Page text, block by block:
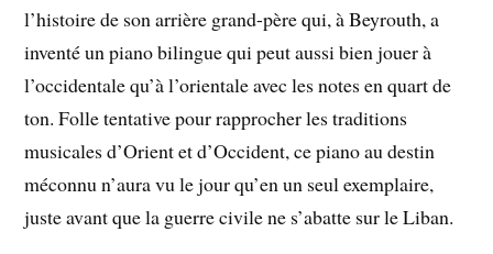
l’histoire de son arrière grand-père qui, à Beyrouth, a
inventé un piano bilingue qui peut aussi bien jouer à
l’occidentale qu’à l’orientale avec les notes en quart de
ton. Folle tentative pour rapprocher les traditions
musicales d’Orient et d’Occident, ce piano au destin
méconnu n’aura vu le jour qu’en un seul exemplaire,
juste avant que la guerre civile ne s’abatte sur le Liban.